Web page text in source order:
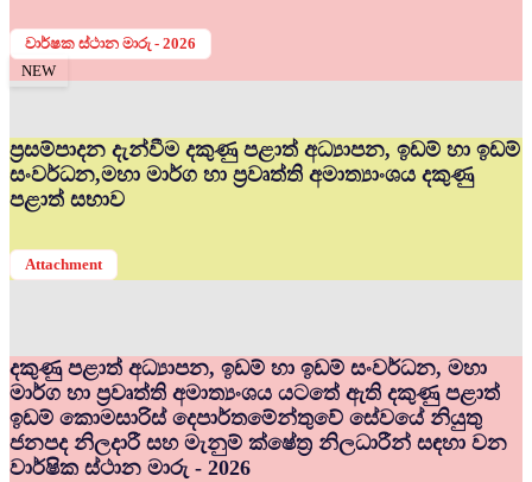
වාර්ෂක ස්ථාන මාරු - 2026
NEW
ප්‍රසම්පාදන දැන්වීම දකුණු පළාත් අධ්‍යාපන, ඉඩම් හා ඉඩම්
සංවර්ධන,මහා මාර්ග හා ප්‍රවෘත්ති අමාත්‍යාංශය දකුණු
පළාත් සභාව
Attachment
දකුණු පළාත් අධ්‍යාපන, ඉඩම් හා ඉඩම් සංවර්ධන, මහා
මාර්ග හා ප්‍රවෘත්ති අමාත්‍යංශය යටතේ ඇති දකුණු පළාත්
ඉඩම් කොමසාරිස් දෙපාර්තමේන්තුවේ සේවයේ නියුතු
ජනපද නිලදාරී සහ මැනුම් ක්ෂේත්‍ර නිලධාරීන් සඳහා වන
වාර්ෂික ස්ථාන මාරු - 2026